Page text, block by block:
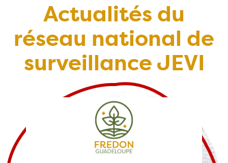
Actualités du
réseau national de
surveillance JEVI